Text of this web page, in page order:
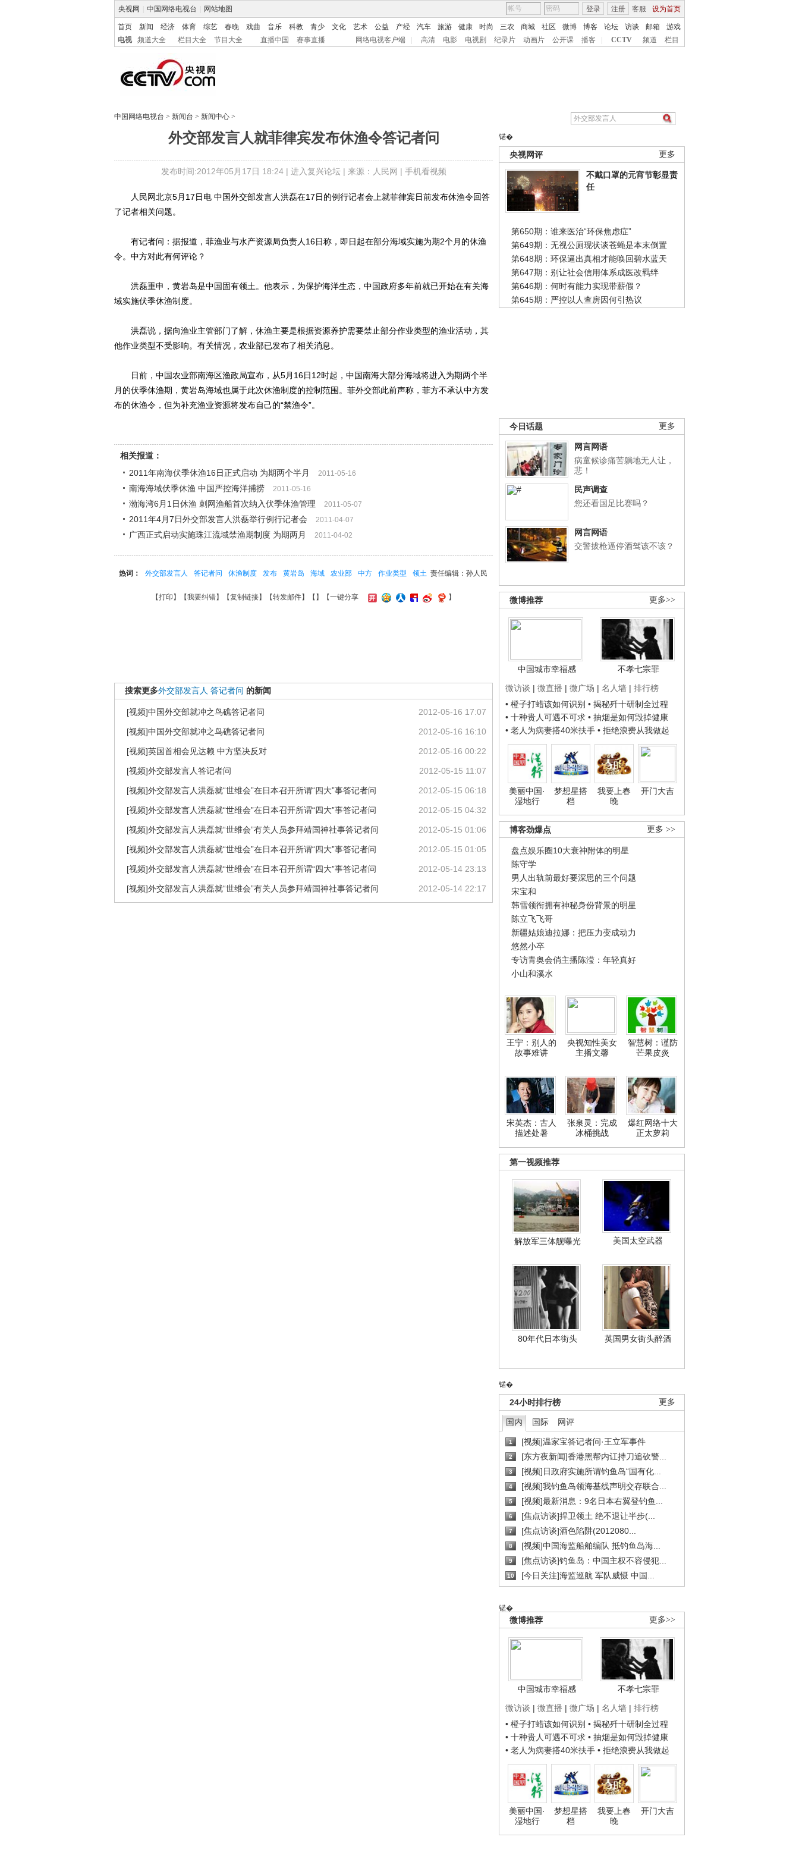
央视网 中国网络电视台 网站地图 客服 设为首页
登录 注册
首页 新闻 经济 体育 综艺 春晚 戏曲 音乐 科教 青少 文化 艺术 公益 产经 汽车 旅游 健康 时尚 三农 商城 社区 微博 博客 论坛 访谈 邮箱
游戏
电视
频道大全 栏目大全 节目大全 直播中国 赛事直播 网络电视客户端 高清 电影 电视剧 纪录片 动画片 公开课 播客 CCTV 频道 栏目
中国网络电视台 > 新闻台 > 新闻中心 >
外交部发言人就菲律宾发布休渔令答记者问
发布时间:2012年05月17日 18:24 | 进入复兴论坛| 来源：人民网 | 手机看视频
锘�
更多
央视网评
不戴口罩的元宵节彰显责
任
第650期：谁来医治“环保焦虑症”
第649期：无视公厕现状谈苍蝇是本末倒置
第648期：环保逼出真相才能唤回碧水蓝天
第647期：别让社会信用体系成医改羁绊
第646期：何时有能力实现带薪假？
第645期：严控以人查房因何引热议
更多
今日话题
网言网语
病童候诊痛苦躺地无人让，
悲！
民声调查
您还看国足比赛吗？
网言网语
交警拔枪逼停酒驾该不该？
更多>>
微博推荐
中国城市幸福感
不孝七宗罪
微访谈 | 微直播 | 微广场 | 名人墙 | 排行榜
• 橙子打蜡该如何识别 • 揭秘歼十研制全过程
• 十种贵人可遇不可求 • 抽烟是如何毁掉健康
• 老人为病妻搭40米扶手 • 拒绝浪费从我做起
美丽中国·
湿地行
梦想星搭
档
我要上春
晚
开门大吉
更多 >>
博客劲爆点
盘点娱乐圈10大衰神附体的明星
陈守学
男人出轨前最好要深思的三个问题
宋宝和
韩雪领衔拥有神秘身份背景的明星
陈立飞飞哥
新疆姑娘迪拉娜：把压力变成动力
悠然小卒
专访青奥会俏主播陈滢：年轻真好
小山和溪水
王宁：别人的
故事难讲
央视知性美女
主播文馨
智慧树：谨防
芒果皮炎
宋英杰：古人
描述处暑
张泉灵：完成
冰桶挑战
爆红网络十大
正太萝莉
第一视频推荐
解放军三体舰曝光 美国太空武器
80年代日本街头 英国男女街头醉酒
锘�
更多
24小时排行榜
国内 国际 网评
1 [视频]温家宝答记者问·王立军事件
2 [东方夜新闻]香港黑帮内讧持刀追砍警...
3 [视频]日政府实施所谓钓鱼岛“国有化...
4 [视频]我钓鱼岛领海基线声明交存联合...
5 [视频]最新消息：9名日本右翼登钓鱼...
6 [焦点访谈]捍卫领土 绝不退让半步(...
7 [焦点访谈]酒色陷阱(2012080...
8 [视频]中国海监船舶编队 抵钓鱼岛海...
9 [焦点访谈]钓鱼岛：中国主权不容侵犯...
10 [今日关注]海监巡航 军队威慑 中国...
锘�
更多>>
微博推荐
中国城市幸福感
不孝七宗罪
微访谈 | 微直播 | 微广场 | 名人墙 | 排行榜
• 橙子打蜡该如何识别 • 揭秘歼十研制全过程
• 十种贵人可遇不可求 • 抽烟是如何毁掉健康
• 老人为病妻搭40米扶手 • 拒绝浪费从我做起
美丽中国·
湿地行
梦想星搭
档
我要上春
晚
开门大吉
人民网北京5月17日电 中国外交部发言人洪磊在17日的例行记者会上就菲律宾日前发布休渔令回答
了记者相关问题。
有记者问：据报道，菲渔业与水产资源局负责人16日称，即日起在部分海域实施为期2个月的休渔
令。中方对此有何评论？
洪磊重申，黄岩岛是中国固有领土。他表示，为保护海洋生态，中国政府多年前就已开始在有关海
域实施伏季休渔制度。
洪磊说，据向渔业主管部门了解，休渔主要是根据资源养护需要禁止部分作业类型的渔业活动，其
他作业类型不受影响。有关情况，农业部已发布了相关消息。
日前，中国农业部南海区渔政局宣布，从5月16日12时起，中国南海大部分海域将进入为期两个半
月的伏季休渔期，黄岩岛海域也属于此次休渔制度的控制范围。菲外交部此前声称，菲方不承认中方发
布的休渔令，但为补充渔业资源将发布自己的“禁渔令”。
相关报道：
2011年南海伏季休渔16日正式启动 为期两个半月
2011-05-16
南海海域伏季休渔 中国严控海洋捕捞 2011-05-16
渤海湾6月1日休渔 刺网渔船首次纳入伏季休渔管理 2011-05-07
2011年4月7日外交部发言人洪磊举行例行记者会 2011-04-07
广西正式启动实施珠江流域禁渔期制度 为期两月 2011-04-02
责任编辑：孙人民
热词： 外交部发言人 答记者问 休渔制度 发布 黄岩岛 海域 农业部 中方 作业类型 领土
【打印 】【我要纠错】【复制链接】【转发邮件】【 】 【一键分享 】
搜索更多外交部发言人 答记者问 的新闻
2012-05-16 17:07
[视频]中国外交部就冲之鸟礁答记者问
2012-05-16 16:10
[视频]中国外交部就冲之鸟礁答记者问
2012-05-16 00:22
[视频]英国首相会见达赖 中方坚决反对
2012-05-15 11:07
[视频]外交部发言人答记者问
2012-05-15 06:18
[视频]外交部发言人洪磊就“世维会”在日本召开所谓“四大”事答记者问
2012-05-15 04:32
[视频]外交部发言人洪磊就“世维会”在日本召开所谓“四大”事答记者问
2012-05-15 01:06
[视频]外交部发言人洪磊就“世维会”有关人员参拜靖国神社事答记者问
2012-05-15 01:05
[视频]外交部发言人洪磊就“世维会”在日本召开所谓“四大”事答记者问
2012-05-14 23:13
[视频]外交部发言人洪磊就“世维会”在日本召开所谓“四大”事答记者问
2012-05-14 22:17
[视频]外交部发言人洪磊就“世维会”有关人员参拜靖国神社事答记者问